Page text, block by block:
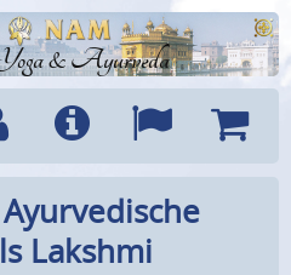
& Ayurveda
Info Sprachen
Lakshmi